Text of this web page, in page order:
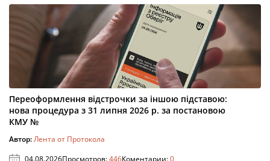
Переоформлення відстрочки за іншою підставою:
нова процедура з 31 липня 2026 р. за постановою
КМУ №
Автор:Лента от Протокола
04.08.2026Просмотров:446Коментарии:0